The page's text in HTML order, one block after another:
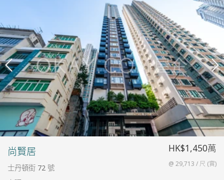
尚賢居
士丹頓街 72 號
HK$1,450萬
@ 29,713 / 尺 (實)